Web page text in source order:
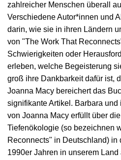
zahlreicher Menschen überall
Verschiedene Autor*innen und
darin, wie sie in ihren Ländern
von "The Work That
Schwierigkeiten oder
erleben, welche Begeisterung
groß ihre Dankbarkeit dafür ist,
Joanna Macy bereichert das
signifikante Artikel. Barbara
von Joanna Macy erfüllt über
Tiefenökologie (so bezeichnen
Reconnects" in Deutschland) in
1990er Jahren in unserem